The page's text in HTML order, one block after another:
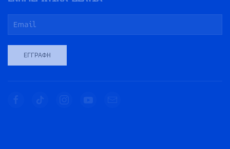
ΕΓΓΡΑΦΉ